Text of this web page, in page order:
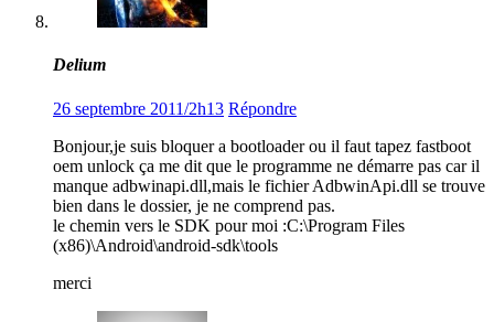
Delium
26 septembre 2011/2h13 Répondre
Bonjour,je suis bloquer a bootloader ou il faut tapez fastboot
oem unlock ça me dit que le programme ne démarre pas car il
manque adbwinapi.dll,mais le fichier AdbwinApi.dll se trouve
bien dans le dossier, je ne comprend pas.
le chemin vers le SDK pour moi :C:\Program Files
(x86)\Android\android-sdk\tools
merci